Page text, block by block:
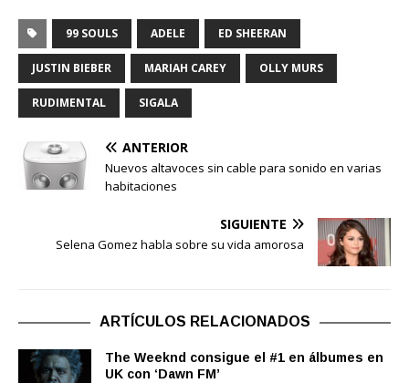
99 SOULS ADELE ED SHEERAN
JUSTIN BIEBER MARIAH CAREY OLLY MURS
RUDIMENTAL SIGALA
ANTERIOR
Nuevos altavoces sin cable para sonido en varias
habitaciones
SIGUIENTE
Selena Gomez habla sobre su vida amorosa
ARTÍCULOS RELACIONADOS
The Weeknd consigue el #1 en álbumes en
UK con ‘Dawn FM’